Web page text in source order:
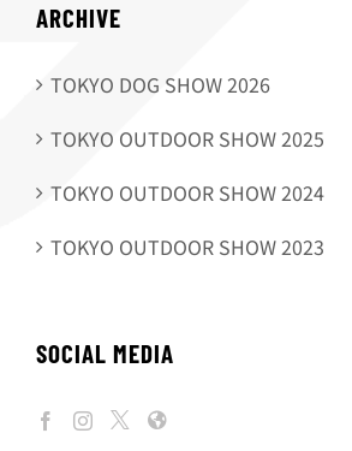
ARCHIVE
TOKYO DOG SHOW 2026
TOKYO OUTDOOR SHOW 2025
TOKYO OUTDOOR SHOW 2024
TOKYO OUTDOOR SHOW 2023
SOCIAL MEDIA